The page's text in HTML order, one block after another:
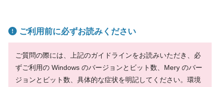
ご利用前に必ずお読みください
ご質問の際には、上記のガイドラインをお読みいただき、必
ずご利用の Windows のバージョンとビット数、Mery のバー
ジョンとビット数、具体的な症状を明記してください。環境